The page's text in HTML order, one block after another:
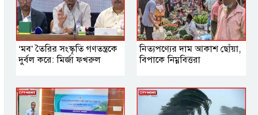
‘মব’ তৈরির সংস্কৃতি গণতন্ত্রকে
দুর্বল করে: মির্জা ফখরুল
নিত্যপণ্যের দাম আকাশ ছোঁয়া,
বিপাকে নিম্নবিত্তরা